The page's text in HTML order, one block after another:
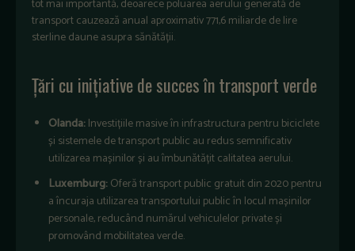
tot mai importantă, deoarece poluarea aerului generată de
transport cauzează anual aproximativ 771,6 miliarde de lire
sterline daune asupra sănătății.
Țări cu inițiative de succes în transport verde
Olanda:Investițiile masive în infrastructura pentru biciclete
și sistemele de transport public au redus semnificativ
utilizarea mașinilor și au îmbunătățit calitatea aerului.
Luxemburg:Oferă transport public gratuit din 2020 pentru
a încuraja utilizarea transportului public în locul mașinilor
personale, reducând numărul vehiculelor private și
promovând mobilitatea verde.